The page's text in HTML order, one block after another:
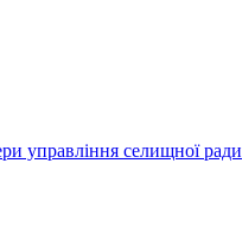
управління селищної ради